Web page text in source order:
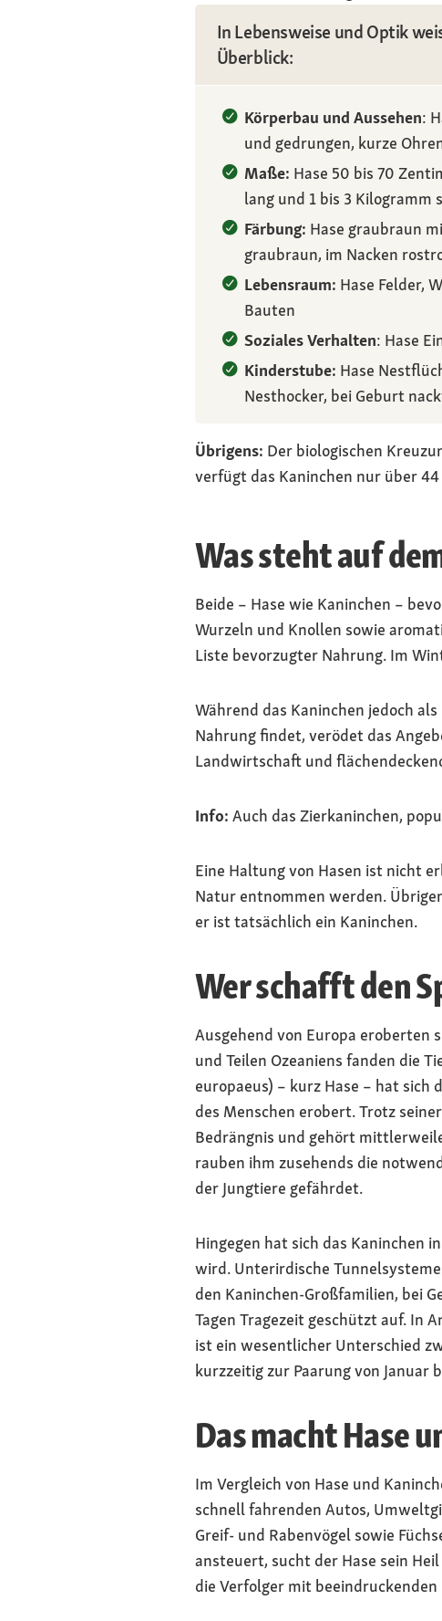
In Lebensweise und Optik
Überblick:
Körperbau und Aussehen:
und gedrungen, kurze
Maße: Hase 50 bis 70
lang und 1 bis 3 Kilogramm
Färbung: Hase graubraun
graubraun, im Nacken
Lebensraum: Hase Felder,
Bauten
Soziales Verhalten: Hase
Kinderstube: Hase
Nesthocker, bei Geburt
Übrigens: Der biologischen
verfügt das Kaninchen nur über
Was steht auf
Beide – Hase wie Kaninchen –
Wurzeln und Knollen sowie
Liste bevorzugter Nahrung. Im
Während das Kaninchen jedoch
Nahrung findet, verödet das
Landwirtschaft und
Info: Auch das Zierkaninchen,
Eine Haltung von Hasen ist nicht
Natur entnommen werden.
er ist tatsächlich ein Kaninchen.
Wer schafft den
Ausgehend von Europa eroberten
und Teilen Ozeaniens fanden die
europaeus) – kurz Hase – hat sich
des Menschen erobert. Trotz
Bedrängnis und gehört
rauben ihm zusehends die
der Jungtiere gefährdet.
Hingegen hat sich das Kaninchen
wird. Unterirdische
den Kaninchen-Großfamilien, bei
Tagen Tragezeit geschützt auf. In
ist ein wesentlicher Unterschied
kurzzeitig zur Paarung von Januar
Das macht Hase
Im Vergleich von Hase und
schnell fahrenden Autos,
Greif- und Rabenvögel sowie
ansteuert, sucht der Hase sein
die Verfolger mit